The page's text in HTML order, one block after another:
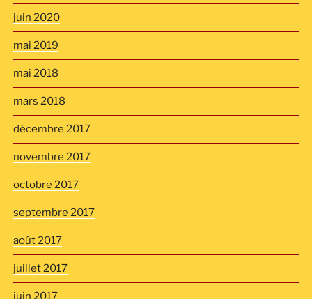
juin 2020
mai 2019
mai 2018
mars 2018
décembre 2017
novembre 2017
octobre 2017
septembre 2017
août 2017
juillet 2017
juin 2017